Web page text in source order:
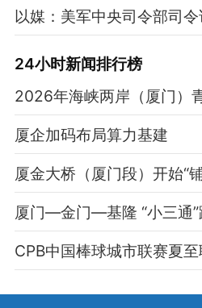
以媒：美军中央司令部司
24小时新闻排行榜
厦企加码布局算力基建
厦金大桥（厦门段）开始“
厦门—金门—基隆 “小三通